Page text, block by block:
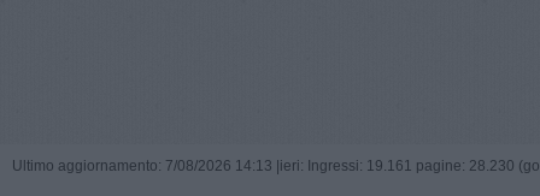
Ultimo aggiornamento: 7/08/2026 14:13 | ieri: Ingressi: 19.161 pagine: 28.230